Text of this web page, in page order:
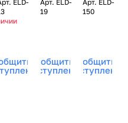
ELD-
о
кожи /
Оil Free
Prestige,
Eldan
Арт. ELD-
19
Сообщить о
поступлении
/ Age
Control
Le
Prestige,
Арт. ELD-
150
Сообщить о
поступлении